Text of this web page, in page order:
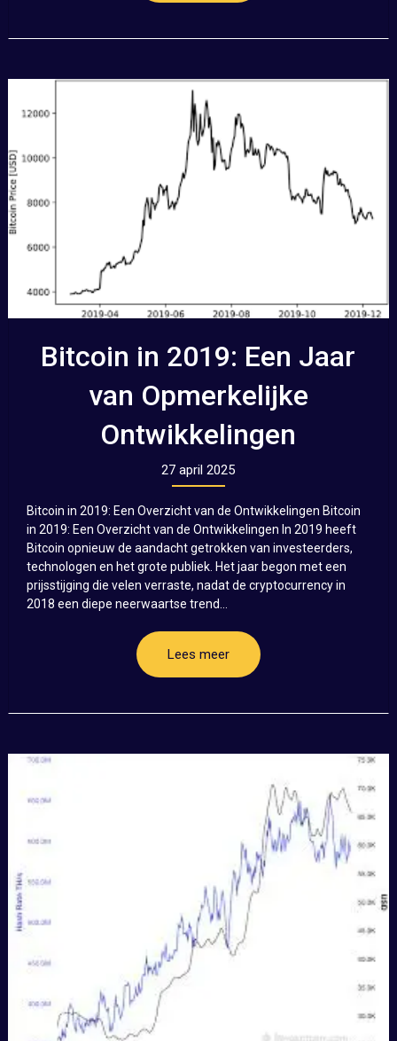
Bitcoin in 2019: Een Jaar
van Opmerkelijke
Ontwikkelingen
27 april 2025
Bitcoin in 2019: Een Overzicht van de Ontwikkelingen Bitcoin
in 2019: Een Overzicht van de Ontwikkelingen In 2019 heeft
Bitcoin opnieuw de aandacht getrokken van investeerders,
technologen en het grote publiek. Het jaar begon met een
prijsstijging die velen verraste, nadat de cryptocurrency in
2018 een diepe neerwaartse trend...
Lees meer